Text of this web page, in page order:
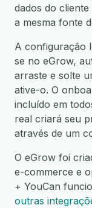
dados do
a mesma fonte
A configuração
se no eGrow,
arraste e solte
ative-o. O
incluído em
real criará seu
através de um
O eGrow foi
e-commerce e
+ YouCan
outras